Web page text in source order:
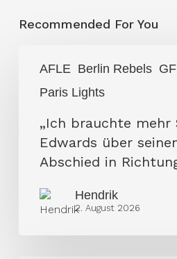
Recommended For You
AFLE Berlin Rebels
Paris Lights
brauchte
mehr
Stabilität“
Edwards
seinen
AFLE
Abschied
„Ich brauchte
Edwards über
Abschied in
Hendrik
2. August 2026